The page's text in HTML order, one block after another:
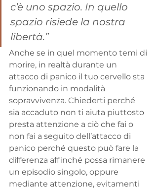
c’è uno spazio. In quello
spazio risiede la nostra
libertà.”
Anche se in quel momento temi di
morire, in realtà durante un
attacco di panico il tuo cervello sta
funzionando in modalità
sopravvivenza. Chiederti perché
sia accaduto non ti aiuta piuttosto
presta attenzione a ciò che fai o
non fai a seguito dell’attacco di
panico perché questo può fare la
differenza affinché possa rimanere
un episodio singolo, oppure
mediante attenzione, evitamenti